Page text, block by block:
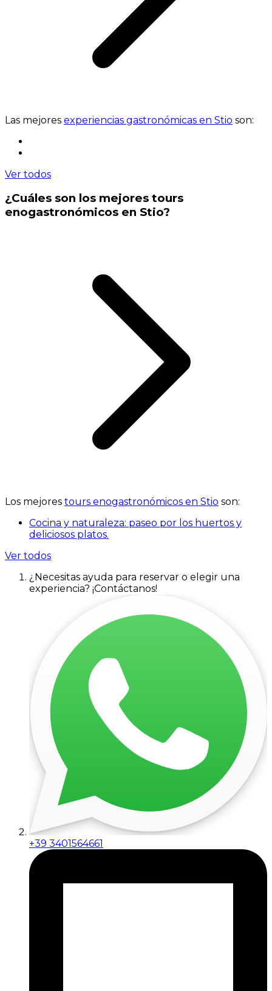
Las mejores experiencias gastronómicas en Stio son:
Ver todos
¿Cuáles son los mejores tours
enogastronómicos en Stio?
Los mejores tours enogastronómicos en Stio son:
Cocina y naturaleza: paseo por los huertos y
deliciosos platos.
Ver todos
¿Necesitas ayuda para reservar o elegir una
experiencia? ¡Contáctanos!
+39 3401564661